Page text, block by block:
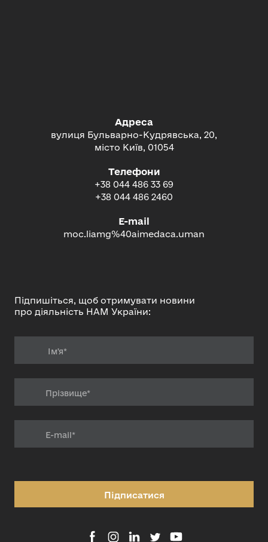
Адреса
вулиця Бульварно-Кудрявська, 20,
місто Київ, 01054
Телефони
+38 044 486 33 69
+38 044 486 2460
E-mail
moc.liamg%40aimedaca.uman
Підпишіться, щоб отримувати новини
про діяльність НАМ України:
Підписатися